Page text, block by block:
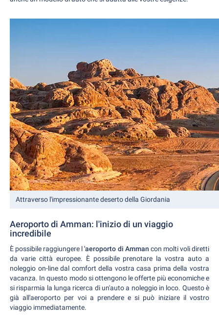
Attraverso l'impressionante deserto della Giordania
Aeroporto di Amman: l'inizio di un viaggio
incredibile
È possibile raggiungere l'aeroporto di Amman con molti voli diretti
da varie città europee. È possibile prenotare la vostra auto a
noleggio on-line dal comfort della vostra casa prima della vostra
vacanza. In questo modo si ottengono le offerte più economiche e
si risparmia la lunga ricerca di un'auto a noleggio in loco. Questo è
già all'aeroporto per voi a prendere e si può iniziare il vostro
viaggio immediatamente.